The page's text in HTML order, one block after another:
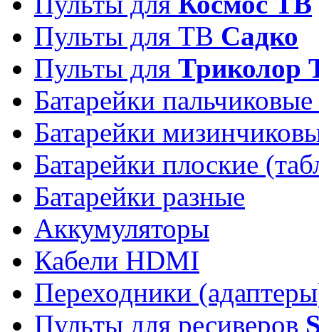
Пульты для ТВ Садко
Пульты для Триколор
Батарейки
Батарейки
Батарейки плоские
Батарейки разные
Аккумуляторы
Кабели HDMI
Переходники
Пульты для ресиверов